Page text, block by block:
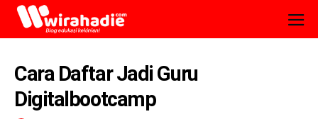
Cara Daftar Jadi Guru
Digitalbootcamp